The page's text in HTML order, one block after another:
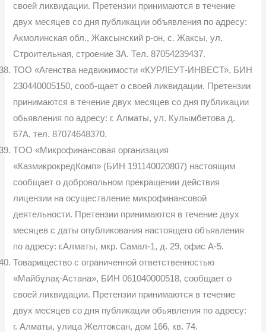
своей ликвидации. Претензии принимаются в течение
двух месяцев со дня публикации объявления по адресу:
Акмолинская обл., Жаксынский р-он, с. Жаксы, ул.
Строительная, строение 3А. Тел. 87054239437.
ТОО «Агенства недвижимости «КУРЛЕУТ-ИНВЕСТ», БИН
230440005150, сооб-щает о своей ликвидации. Претензии
принимаются в течение двух месяцев со дня публикации
обьявления по адресу: г. Алматы, ул. Кулымбетова д.
67А, тел. 87074648370.
TOO «Микрофинансовая организация
«КазмикрокредКомп» (БИН 191140020807) настоящим
сообщает о добровольном прекращении действия
лицензии на осуществление микрофинансовой
деятельности. Претензии принимаются в течение двух
месяцев с даты опубликования настоящего объявления
по адресу: г.Алматы, мкр. Самал-1, д. 29, офис А-5.
Товарищество с ограниченной ответственностью
«Майбұлақ-Астана», БИН 061040000518, сообщает о
своей ликвидации. Претензии принимаются в течение
двух месяцев со дня публикации обьявления по адресу:
г. Алматы, улица Желтоксан, дом 166, кв. 74.